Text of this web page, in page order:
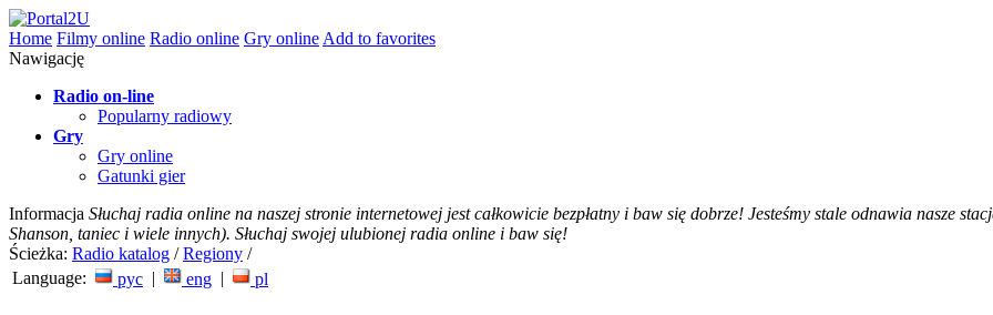
Home Filmy online Radio online Gry online Add to favorites
Nawigację
Radio on-line
Popularny radiowy
Gry
Gry online
Gatunki gier
Informacja Słuchaj radia online na naszej stronie internetowej jest całkowicie bezpłatny i baw się dobrze! Jesteśmy stale odnawia nasze
Shanson, taniec i wiele innych). Słuchaj swojej ulubionej radia online i baw się!
Ścieżka: Radio katalog /Regiony /
Language:
рус | eng | pl